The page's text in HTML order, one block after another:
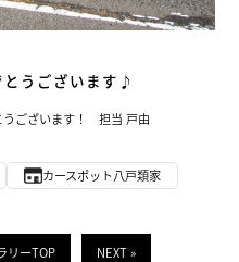
とうございます♪
ございます！ 担当 戸由
カースポット八戸類家
リーTOP NEXT »